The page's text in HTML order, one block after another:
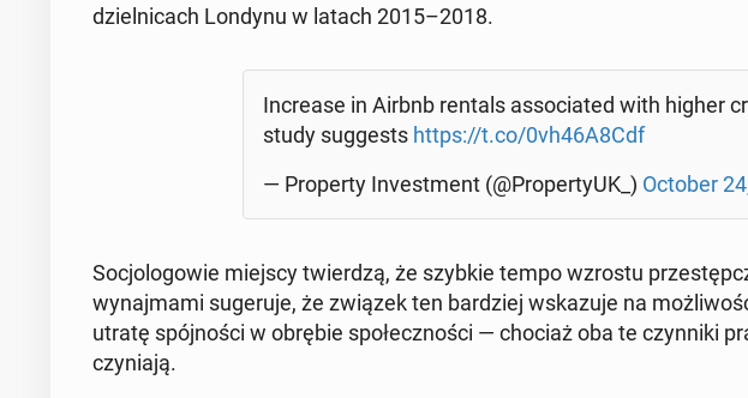
dziel­ni­cach Londynu w latach 2015–2018.
In­cre­ase in Airbnb rentals as­so­cia­ted with higher
study sug­ge­sts https://t.co/0vh46A8Cdf
— Pro­per­ty In­ve­st­ment (@Pro­per­ty­UK_) October
So­cjo­lo­go­wie miejscy twier­dzą, że szybkie tempo wzrostu
wy­naj­ma­mi su­ge­ru­je, że związek ten bar­dziej wska­zu­je na
utratę spój­no­ści w obrębie spo­łecz­no­ści — chociaż oba te czyn­ni­ki
czy­nia­ją.